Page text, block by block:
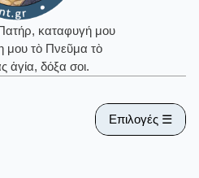
καταφυγή μου
μου τὸ Πνεῦμα τὸ
ἁγία, δόξα σοι.
Επιλογές ☰